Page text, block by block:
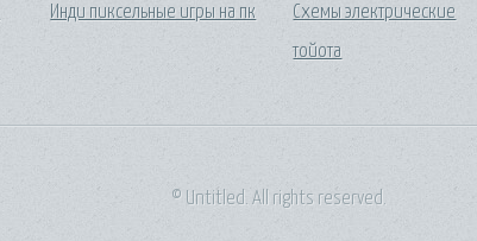
Инди пиксельные игры на пк
Схемы электрические
тойота
© Untitled. All rights reserved.